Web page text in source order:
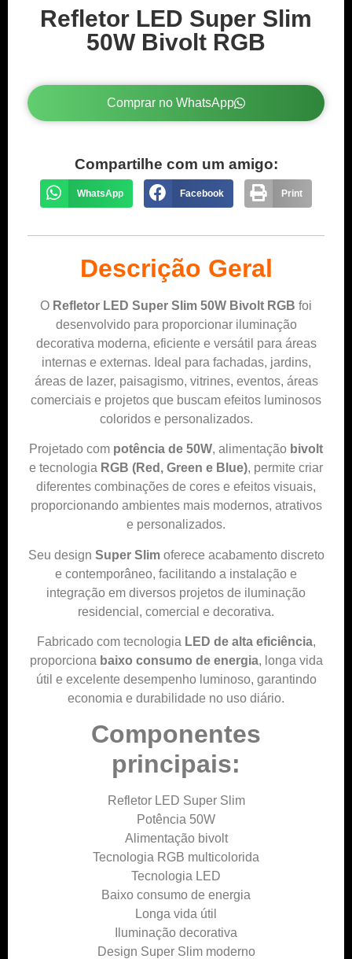
Refletor LED Super Slim
50W Bivolt RGB
Comprar no WhatsApp
Compartilhe com um amigo:
WhatsApp Facebook Print
Descrição Geral
O Refletor LED Super Slim 50W Bivolt RGB foi
desenvolvido para proporcionar iluminação
decorativa moderna, eficiente e versátil para áreas
internas e externas. Ideal para fachadas, jardins,
áreas de lazer, paisagismo, vitrines, eventos, áreas
comerciais e projetos que buscam efeitos luminosos
coloridos e personalizados.
Projetado com potência de 50W, alimentação bivolt
e tecnologia RGB (Red, Green e Blue), permite criar
diferentes combinações de cores e efeitos visuais,
proporcionando ambientes mais modernos, atrativos
e personalizados.
Seu design Super Slimoferece acabamento discreto
e contemporâneo, facilitando a instalação e
integração em diversos projetos de iluminação
residencial, comercial e decorativa.
Fabricado com tecnologia LED de alta eficiência,
proporciona baixo consumo de energia, longa vida
útil e excelente desempenho luminoso, garantindo
economia e durabilidade no uso diário.
Componentes
principais:
Refletor LED Super Slim
Potência 50W
Alimentação bivolt
Tecnologia RGB multicolorida
Tecnologia LED
Baixo consumo de energia
Longa vida útil
Iluminação decorativa
Design Super Slim moderno